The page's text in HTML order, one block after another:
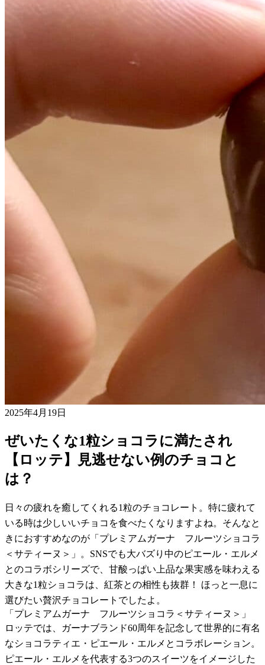
2025年4月19日
ぜいたくな1粒ショコラに満たされ
【ロッテ】見逃せない例のチョコと
は？
日々の疲れを癒してくれる1粒のチョコレート。特に疲れて
いる時は少しいいチョコを食べたくなりますよね。そんなと
きにおすすめなのが「プレミアムガーナ フルーツショコラ
＜サティーヌ＞」。SNSでも大バズり中のピエール・エルメ
とのコラボシリーズで、甘酸っぱい上品な果実感を味わえる
大きな1粒ショコラは、紅茶との相性も抜群！ ほっと一息に
選びたい贅沢チョコレートでしたよ。
「プレミアムガーナ フルーツショコラ＜サティーヌ＞」
ロッテでは、ガーナブランド60周年を記念して世界的に有名
なショコラティエ・ピエール・エルメとコラボレーション。
ピエール・エルメを代表する3つのスイーツをイメージした